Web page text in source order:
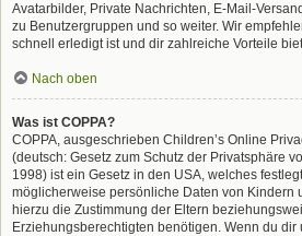
Avatarbilder, Private Nachrichten, E-Mail-
zu Benutzergruppen und so weiter. Wir
schnell erledigt ist und dir zahlreiche Vorteile
Nach oben
Was ist COPPA?
COPPA, ausgeschrieben Children’s Online
(deutsch: Gesetz zum Schutz der Privatsphäre
1998) ist ein Gesetz in den USA, welches
möglicherweise persönliche Daten von Kindern
hierzu die Zustimmung der Eltern
Erziehungsberechtigten benötigen. Wenn du